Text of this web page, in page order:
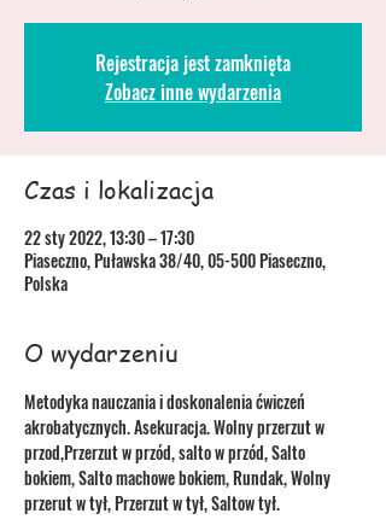
Rejestracja jest zamknięta
Zobacz inne wydarzenia
Czas i lokalizacja
22 sty 2022, 13:30 – 17:30
Piaseczno, Puławska 38/40, 05-500 Piaseczno,
Polska
O wydarzeniu
Metodyka nauczania i doskonalenia ćwiczeń
akrobatycznych. Asekuracja. Wolny przerzut w
przod,Przerzut w przód, salto w przód, Salto
bokiem, Salto machowe bokiem, Rundak, Wolny
przerut w tył, Przerzut w tył, Saltow tył.